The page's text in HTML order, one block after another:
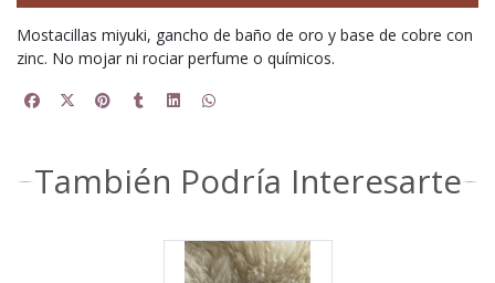
Mostacillas miyuki, gancho de baño de oro y base de cobre con
zinc. No mojar ni rociar perfume o químicos.
También Podría Interesarte